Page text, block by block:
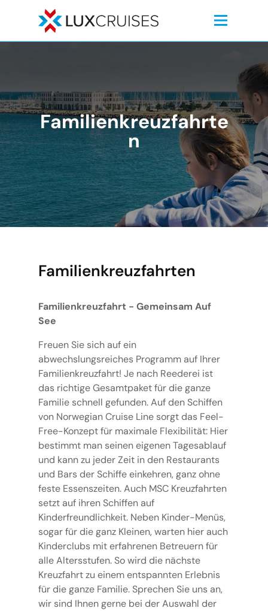
Familienkreuzfahrte
n
Familienkreuzfahrten
Familienkreuzfahrt - Gemeinsam Auf
See
Freuen Sie sich auf ein
abwechslungsreiches Programm auf Ihrer
Familienkreuzfahrt! Je nach Reederei ist
das richtige Gesamtpaket für die ganze
Familie schnell gefunden. Auf den Schiffen
von Norwegian Cruise Line sorgt das Feel-
Free-Konzept für maximale Flexibilität: Hier
bestimmt man seinen eigenen Tagesablauf
und kann zu jeder Zeit in den Restaurants
und Bars der Schiffe einkehren, ganz ohne
feste Essenszeiten. Auch MSC Kreuzfahrten
setzt auf ihren Schiffen auf
Kinderfreundlichkeit. Neben Kinder-Menüs,
sogar für die ganz Kleinen, warten hier auch
Kinderclubs mit erfahrenen Betreuern für
alle Altersstufen. So wird die nächste
Kreuzfahrt zu einem entspannten Erlebnis
für die ganze Familie. Sprechen Sie uns an,
wir sind Ihnen gerne bei der Auswahl der